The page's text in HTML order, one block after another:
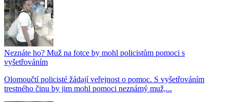
Neznáte ho? Muž na fotce by mohl policistům pomoci s
vyšetřováním
Olomoučtí policisté žádají veřejnost o pomoc. S vyšetřováním
trestného činu by jim mohl pomoci neznámý muž,...